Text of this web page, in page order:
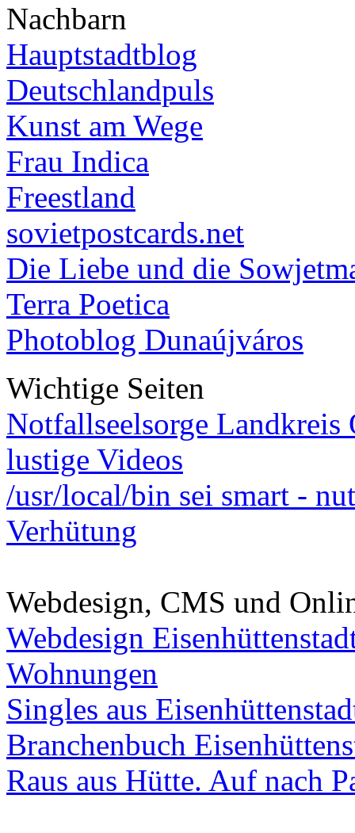
Nachbarn
Hauptstadtblog
Deutschlandpuls
Kunst am Wege
Frau Indica
Freestland
sovietpostcards.net
Die Liebe und die
Terra Poetica
Photoblog Dunaújváros
Wichtige Seiten
Notfallseelsorge Landkreis
lustige Videos
/usr/local/bin sei smart -
Verhütung
Webdesign, CMS und
Webdesign
Wohnungen
Singles aus
Branchenbuch
Raus aus Hütte. Auf nach